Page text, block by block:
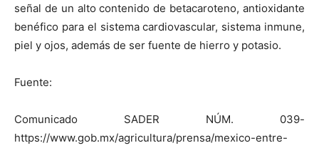
señal de un alto contenido de betacaroteno, antioxidante
benéfico para el sistema cardiovascular, sistema inmune,
piel y ojos, además de ser fuente de hierro y potasio.
Fuente:
Comunicado SADER NÚM. 039-
https://www.gob.mx/agricultura/prensa/mexico-entre-